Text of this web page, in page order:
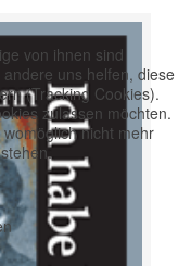
von ihnen sind
uns helfen, diese
(Tracking Cookies).
zulassen möchten.
nicht mehr